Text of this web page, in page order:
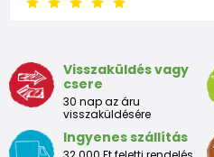
Visszaküldés vagy
csere
30 nap az áru
visszaküldésére
Ingyenes szállítás